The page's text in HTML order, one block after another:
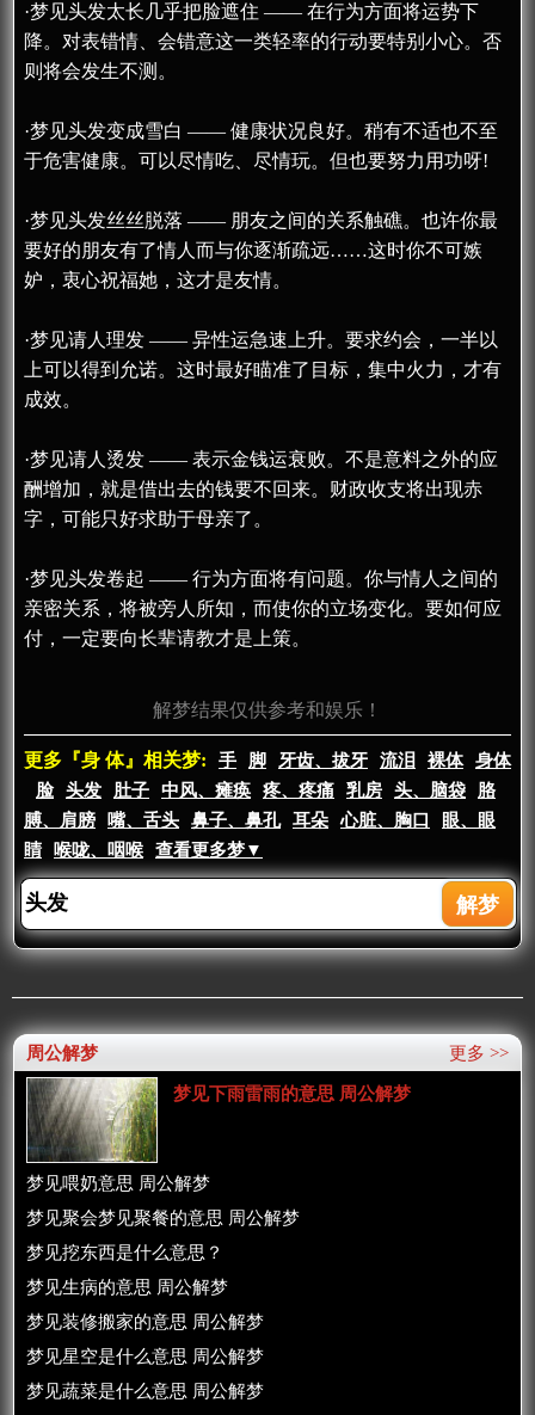
·梦见头发太长几乎把脸遮住 —— 在行为方面将运势下
降。对表错情、会错意这一类轻率的行动要特别小心。否
则将会发生不测。
·梦见头发变成雪白 —— 健康状况良好。稍有不适也不至
于危害健康。可以尽情吃、尽情玩。但也要努力用功呀!
·梦见头发丝丝脱落 —— 朋友之间的关系触礁。也许你最
要好的朋友有了情人而与你逐渐疏远……这时你不可嫉
妒，衷心祝福她，这才是友情。
·梦见请人理发 —— 异性运急速上升。要求约会，一半以
上可以得到允诺。这时最好瞄准了目标，集中火力，才有
成效。
·梦见请人烫发 —— 表示金钱运衰败。不是意料之外的应
酬增加，就是借出去的钱要不回来。财政收支将出现赤
字，可能只好求助于母亲了。
·梦见头发卷起 —— 行为方面将有问题。你与情人之间的
亲密关系，将被旁人所知，而使你的立场变化。要如何应
付，一定要向长辈请教才是上策。
解梦结果仅供参考和娱乐！
更多『身 体』相关梦: 手 脚 牙齿、拔牙 流泪 裸体
身体
脸
头发 肚子 中风、瘫痪 疼、疼痛 乳房 头、脑袋
胳
膊、肩膀
嘴、舌头 鼻子、鼻孔 耳朵 心脏、胸口
眼、眼
睛
喉咙、咽喉 查看更多梦▼
更多 >>
周公解梦
梦见下雨雷雨的意思 周公解梦
梦见喂奶意思 周公解梦
梦见聚会梦见聚餐的意思 周公解梦
梦见挖东西是什么意思？
梦见生病的意思 周公解梦
梦见装修搬家的意思 周公解梦
梦见星空是什么意思 周公解梦
梦见蔬菜是什么意思 周公解梦